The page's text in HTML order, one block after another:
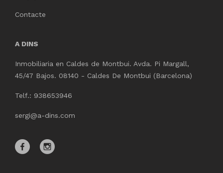
Contacte
A DINS
Inmobiliaria en Caldes de Montbui. Avda. Pi Margall,
45/47 Bajos. 08140 - Caldes De Montbui (Barcelona)
Telf.: 938653946
sergi@a-dins.com